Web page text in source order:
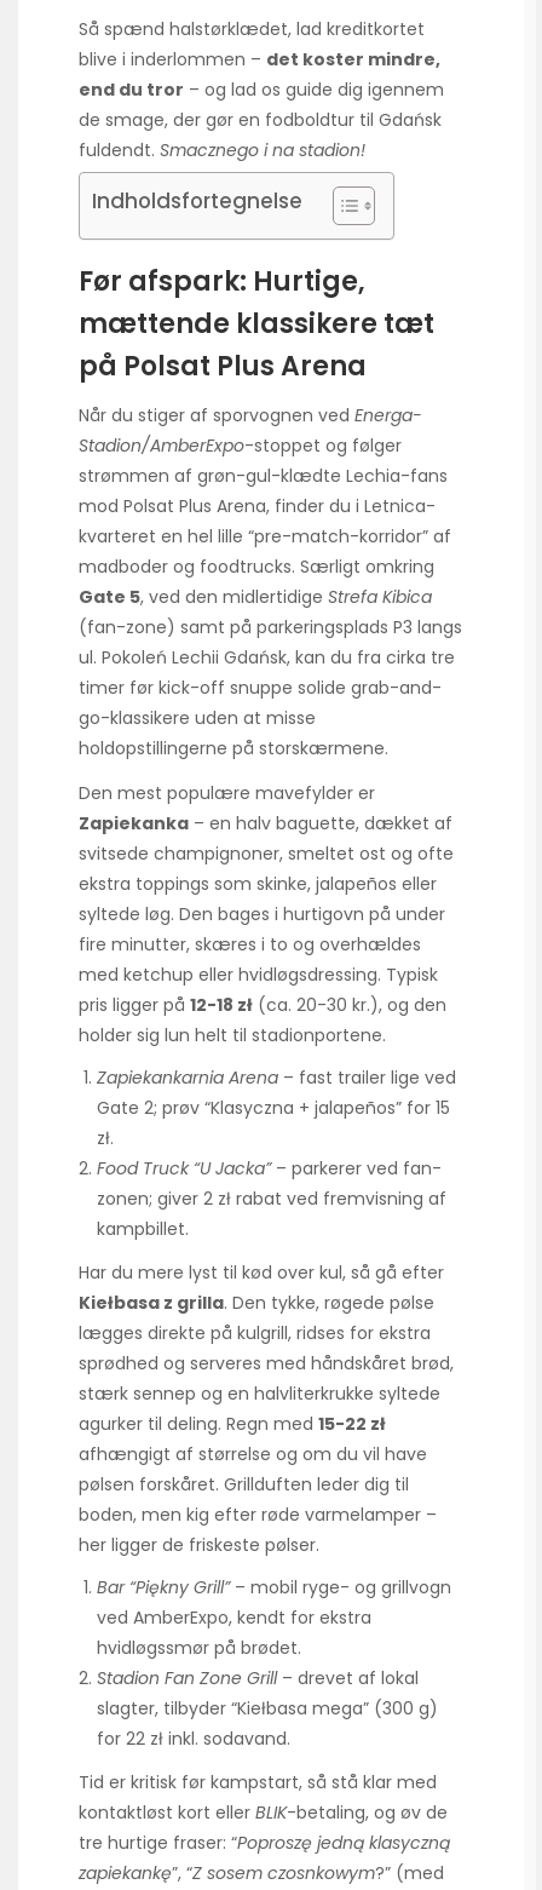
Så spænd halstørklædet, lad kreditkortet
blive i inderlommen – det koster mindre,
end du tror – og lad os guide dig igennem
de smage, der gør en fodboldtur til Gdańsk
fuldendt. Smacznego i na stadion!
Indholdsfortegnelse
Før afspark: Hurtige,
mættende klassikere tæt
på Polsat Plus Arena
Når du stiger af sporvognen ved Energa-
Stadion/AmberExpo-stop­pet og følger
strømmen af grøn-gul-klædte Lechia-fans
mod Polsat Plus Arena, finder du i Letnica-
kvarteret en hel lille “pre-match-korridor” af
madboder og foodtrucks. Særligt omkring
Gate 5, ved den midlertidige Strefa Kibica
(fan-zone) samt på parkeringsplads P3 langs
ul. Pokoleń Lechii Gdańsk, kan du fra cirka tre
timer før kick-off snuppe solide grab-and-
go-klassikere uden at misse
holdopstillingerne på storskærmene.
Den mest populære mavefylder er
Zapiekanka – en halv baguette, dækket af
svitsede champignoner, smeltet ost og ofte
ekstra toppings som skinke, jalapeños eller
syltede løg. Den bages i hurtigovn på under
fire minutter, skæres i to og overhældes
med ketchup eller hvidløgsdressing. Typisk
pris ligger på 12-18 zł (ca. 20-30 kr.), og den
holder sig lun helt til stadionportene.
Zapiekankarnia Arena – fast trailer lige ved
Gate 2; prøv “Klasyczna + jalapeños” for 15
zł.
Food Truck “U Jacka”– parkerer ved fan-
zonen; giver 2 zł rabat ved fremvisning af
kampbillet.
Har du mere lyst til kød over kul, så gå efter
Kiełbasa z grilla. Den tykke, røgede pølse
lægges direkte på kulgrill, ridses for ekstra
sprødhed og serveres med håndskåret brød,
stærk sennep og en halvliterkrukke syltede
agurker til deling. Regn med 15-22 zł
afhængigt af størrelse og om du vil have
pølsen forskåret. Grillduften leder dig til
boden, men kig efter røde varmelamper –
her ligger de friskeste pølser.
Bar “Piękny Grill”– mobil ryge- og grillvogn
ved AmberExpo, kendt for ekstra
hvidløgssmør på brødet.
Stadion Fan Zone Grill– drevet af lokal
slagter, tilbyder “Kiełbasa mega” (300 g)
for 22 zł inkl. sodavand.
Tid er kritisk før kampstart, så stå klar med
kontaktløst kort eller BLIK-betaling, og øv de
tre hurtige fraser: “Poproszę jedną klasyczną
zapiekankę”, “Z sosem czosnkowym?” (med